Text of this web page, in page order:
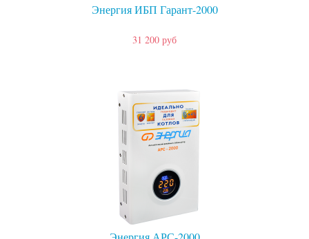
Энергия ИБП Гарант-2000
31 200 руб